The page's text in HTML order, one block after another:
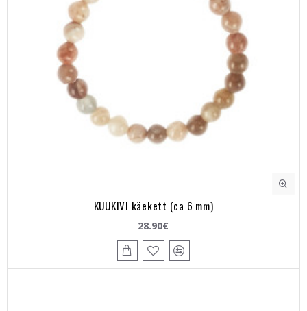
KUUKIVI käekett (ca 6 mm)
28.90€